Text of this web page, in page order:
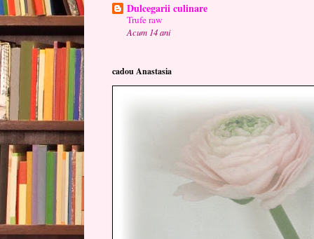
Dulcegarii culinare
Trufe raw
Acum 14 ani
cadou Anastasia